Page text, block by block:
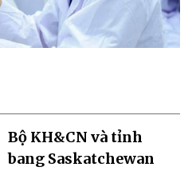
Bộ KH&CN và tỉnh
bang Saskatchewan